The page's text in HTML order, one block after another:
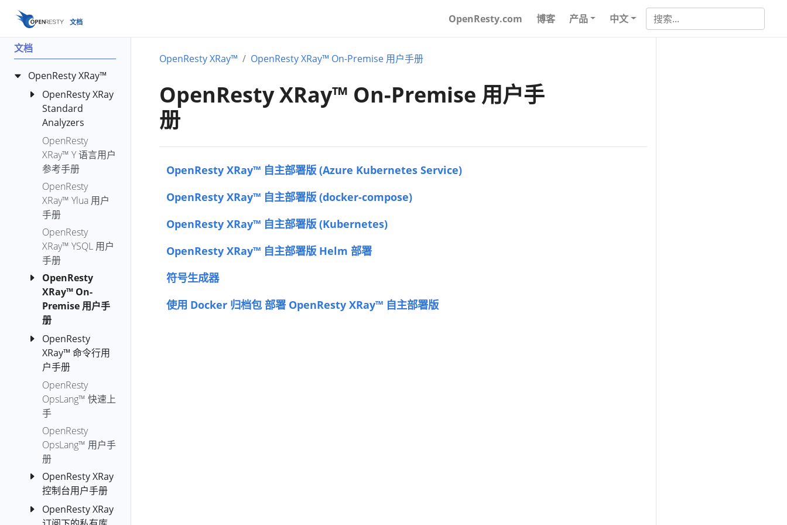
文档 OpenResty.com 博客 产品 中文
文档
OpenResty XRay™
OpenResty XRay
Standard
Analyzers
bench-io-
create-files
c-alloc-fgraph
c-count-alloc-
free
c-memory
c-memory-
leak-fgraph
c-on-cpu
collect-luajit-
cpu-hogs
d-newgco
d-newgco-size
diskstat
disktop-by-
envoy-lua-off-
envoy-lua-on-
cpu
epoll-level-
event-fgraph
OpenResty
XRay™ Y 语言用户
参考手册
OpenResty
XRay™ Ylua 用户
手册
OpenResty
XRay™ YSQL 用户
手册
OpenResty
XRay™ On-
Premise 用户手
册
OpenResty
XRay™ 自主部
署版 (Azure
Kubernetes
Service)
XRay™ 自主部
署版 (docker-
compose)
OpenResty
XRay™ 自主部
(Kubernetes)
OpenResty
XRay™ 命令行用
户手册
安装
orxray
Orxray
Subcommand
YSQL
YLua
YLang
OpenResty
OpsLang™ 快速上
手
OpenResty
OpsLang™ 用户手
册
OpenResty XRay
控制台用户手册
OpenResty
OpenResty XRay
OpenResty XRay™ OpenResty XRay™ On-Premise 用户手册
OpenResty XRay™ On-Premise 用户手
册
OpenResty XRay™ 自主部署版 (Azure Kubernetes Service)
OpenResty XRay™ 自主部署版 (docker-compose)
OpenResty XRay™ 自主部署版 (Kubernetes)
OpenResty XRay™ 自主部署版 Helm 部署
符号生成器
使用 Docker 归档包 部署 OpenResty XRay™ 自主部署版